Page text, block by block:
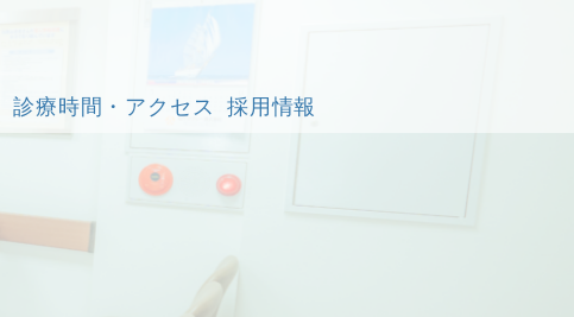
診療時間・アクセス 採用情報